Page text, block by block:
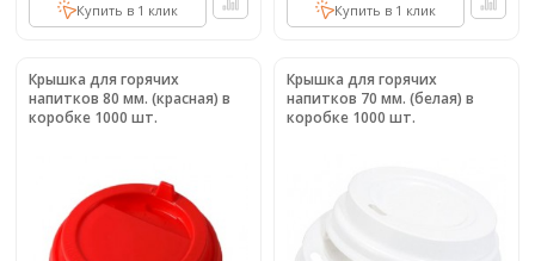
Купить в 1 клик Купить в 1 клик
Крышка для горячих
напитков 80 мм. (красная) в
коробке 1000 шт.
Крышка для горячих
напитков 70 мм. (белая) в
коробке 1000 шт.